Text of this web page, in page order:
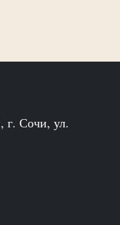
г. Сочи, ул.